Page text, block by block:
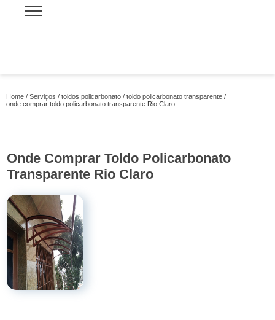
Home Serviços toldos policarbonato
toldo policarbonato transparente
onde comprar toldo policarbonato transparente Rio Claro
Onde Comprar Toldo Policarbonato
Transparente Rio Claro